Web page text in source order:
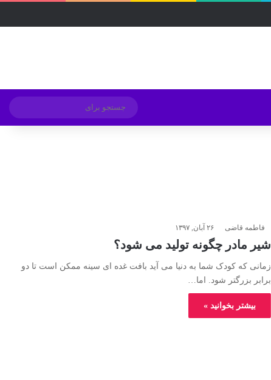
تغییر پوسته
برای
فاطمه قاضی ۲۶ آبان, ۱۳۹۷
شیر مادر چگونه تولید می شود؟
زمانی که کودک شما به دنیا می آید بافت غده ای سینه ممکن است تا دو
برابر بزرگتر شود. اما…
بیشتر بخوانید »